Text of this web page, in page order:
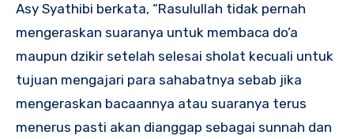
Asy Syathibi berkata, “Rasulullah tidak pernah
mengeraskan suaranya untuk membaca do’a
maupun dzikir setelah selesai sholat kecuali untuk
tujuan mengajari para sahabatnya sebab jika
mengeraskan bacaannya atau suaranya terus
menerus pasti akan dianggap sebagai sunnah dan